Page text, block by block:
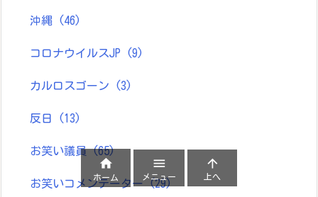
沖縄 (46)
コロナウイルスJP (9)
カルロスゴーン (3)
反日 (13)
お笑い議員(65)
お笑いコメンテーター (29)

ホーム

メニュー

上へ